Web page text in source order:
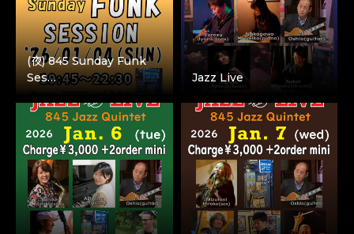
(夜) 845 Sunday Funk
Ses…
Jazz Live